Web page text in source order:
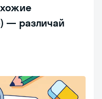
— различай